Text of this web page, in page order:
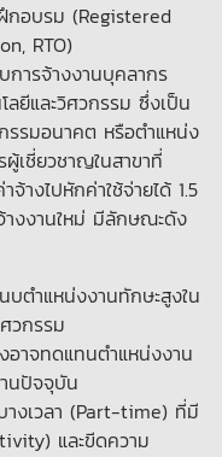
กอบรม (Registered
RTO)
ารจ้างงานบุคลากร
ลยีและวิศวกรรม ซึ่งเป็น
รมอนาคต หรือตำแหน่ง
เชี่ยวชาญในสาขาที่
างไปหักค่าใช้จ่ายได้ 1.5
งงานใหม่ มีลักษณะดัง
บตำแหน่งงานทักษะสูงใน
วกรรม
อาจทดแทนตำแหน่งงาน
นปัจจุบัน
างเวลา (Part-time) ที่มี
และขีดความ